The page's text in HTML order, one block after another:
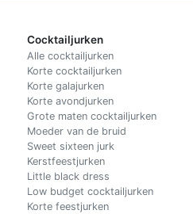
Cocktailjurken
Alle cocktailjurken
Korte cocktailjurken
Korte galajurken
Korte avondjurken
Grote maten cocktailjurken
Moeder van de bruid
Sweet sixteen jurk
Kerstfeestjurken
Little black dress
Low budget cocktailjurken
Korte feestjurken